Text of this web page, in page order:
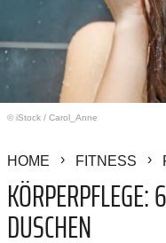
© iStock / Carol_Anne
HOME FITNESS
DUSCHEN